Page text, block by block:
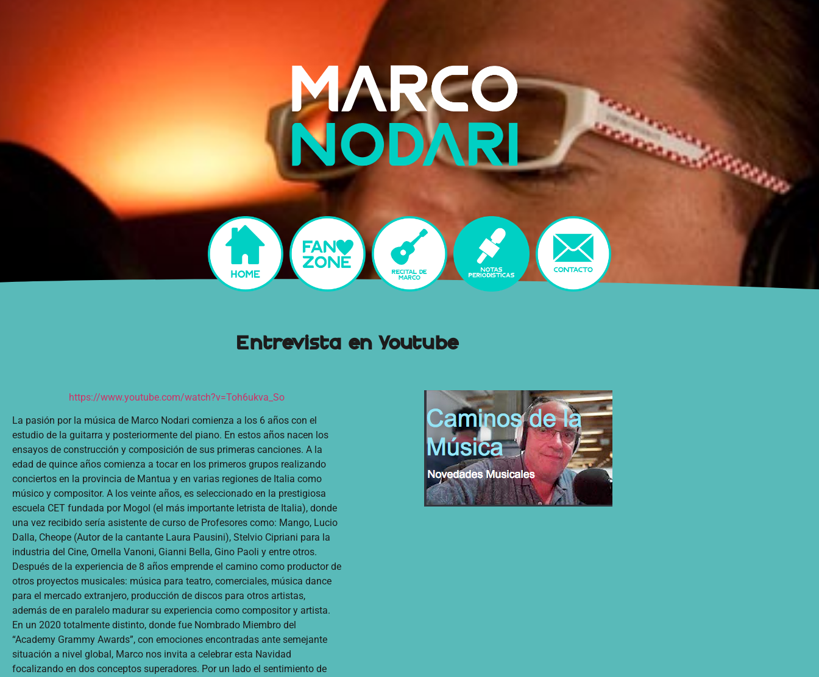
Entrevista en Youtube
https://www.youtube.com/watch?v=Toh6ukva_So
La pasión por la música de Marco Nodari comienza a los 6 años con el
estudio de la guitarra y posteriormente del piano. En estos años nacen los
ensayos de construcción y composición de sus primeras canciones. A la
edad de quince años comienza a tocar en los primeros grupos realizando
conciertos en la provincia de Mantua y en varias regiones de Italia como
músico y compositor. A los veinte años, es seleccionado en la prestigiosa
escuela CET fundada por Mogol (el más importante letrista de Italia), donde
una vez recibido sería asistente de curso de Profesores como: Mango, Lucio
Dalla, Cheope (Autor de la cantante Laura Pausini), Stelvio Cipriani para la
industria del Cine, Ornella Vanoni, Gianni Bella, Gino Paoli y entre otros.
Después de la experiencia de 8 años emprende el camino como productor de
otros proyectos musicales: música para teatro, comerciales, música dance
para el mercado extranjero, producción de discos para otros artistas,
además de en paralelo madurar su experiencia como compositor y artista.
En un 2020 totalmente distinto, donde fue Nombrado Miembro del
“Academy Grammy Awards”, con emociones encontradas ante semejante
situación a nivel global, Marco nos invita a celebrar esta Navidad
focalizando en dos conceptos superadores. Por un lado el sentimiento de